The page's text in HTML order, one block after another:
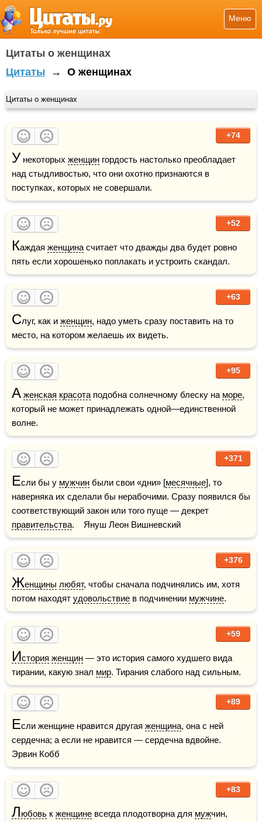
Меню
Цитаты о женщинах
Цитаты → О женщинах
Цитаты о женщинах
+74
У некоторых женщин гордость настолько преобладает
над стыдливостью, что они охотно признаются в
поступках, которых не совершали.
+52
Каждая женщина считает что дважды два будет ровно
пять если хорошенько поплакать и устроить скандал.
+63
Слуг, как и женщин, надо уметь сразу поставить на то
место, на котором желаешь их видеть.
+95
А женская красота подобна солнечному блеску на море,
который не может принадлежать одной—единственной
волне.
+371
Если бы у мужчин были свои «дни» [месячные], то
наверняка их сделали бы нерабочими. Сразу появился бы
правительства.    Януш Леон Вишневский
+376
Женщины любят, чтобы сначала подчинялись им, хотя
потом находят удовольствие в подчинении мужчине.
+59
История женщин — это история самого худшего вида
тирании, какую знал мир. Тирания слабого над сильным.
+89
Если женщине нравится другая женщина, она с ней
сердечна; а если не нравится — сердечна вдвойне.
Эрвин Кобб
+83
Любовь к женщине всегда плодотворна для муж­чин,